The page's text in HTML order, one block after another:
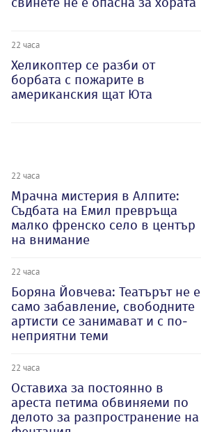
22 часа
Хеликоптер се разби от
борбата с пожарите в
американския щат Юта
22 часа
Мрачна мистерия в Алпите:
Съдбата на Емил превръща
малко френско село в център
на внимание
22 часа
Боряна Йовчева: Театърът не е
само забавление, свободните
артисти се занимават и с по-
неприятни теми
22 часа
Оставиха за постоянно в
ареста петима обвиняеми по
делото за разпространение на